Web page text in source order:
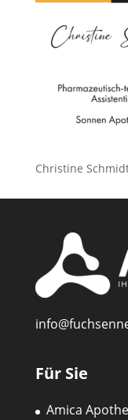
Christine
Für Sie
Amica